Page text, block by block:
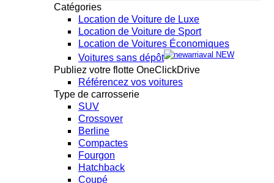
Catégories
Location de Voiture de Luxe
Location de Voiture de Sport
Location de Voitures Économiques
Voitures sans dépôt
NEW
Publiez votre flotte OneClickDrive
Référencez vos voitures
Type de carrosserie
SUV
Crossover
Berline
Compactes
Fourgon
Hatchback
Coupé